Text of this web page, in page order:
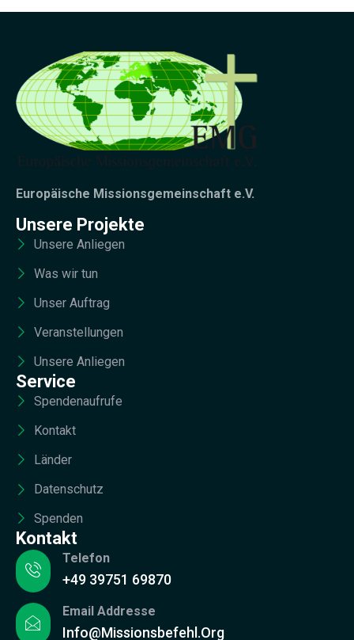
Europäische Missionsgemeinschaft e.V.
Unsere Projekte
Unsere Anliegen
Was wir tun
Unser Auftrag
Veranstellungen
Unsere Anliegen
Service
Spendenaufrufe
Kontakt
Länder
Datenschutz
Spenden
Kontakt
Telefon
+49 39751 69870
Email Addresse
Info@missionsbefehl.org